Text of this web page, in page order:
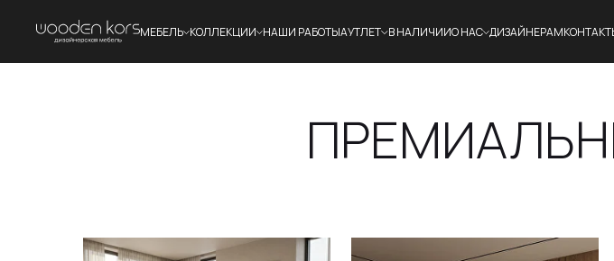
МЕБЕЛЬ КОЛЛЕКЦИИ НАШИ РАБОТЫАУТЛЕТ В НАЛИЧИИО НАС ДИЗАЙНЕРАМ